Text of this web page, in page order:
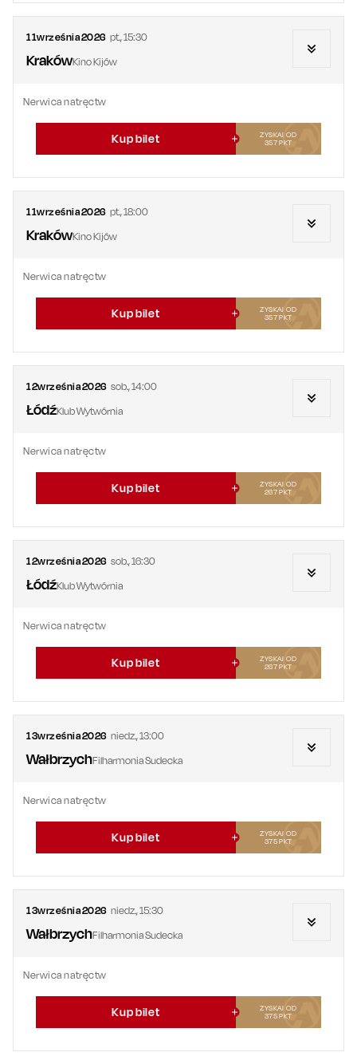
11września2026 pt.,15:30
KrakówKino Kijów
Nerwica natręctw
Kup bilet
ZYSKAJ OD
357PKT
11września2026 pt.,18:00
KrakówKino Kijów
Nerwica natręctw
Kup bilet
ZYSKAJ OD
357PKT
12września2026 sob.,14:00
ŁódźKlub Wytwórnia
Nerwica natręctw
Kup bilet
ZYSKAJ OD
267PKT
12września2026 sob.,16:30
ŁódźKlub Wytwórnia
Nerwica natręctw
Kup bilet
ZYSKAJ OD
267PKT
13września2026 niedz.,13:00
WałbrzychFilharmonia Sudecka
Nerwica natręctw
Kup bilet
ZYSKAJ OD
375PKT
13września2026 niedz.,15:30
WałbrzychFilharmonia Sudecka
Nerwica natręctw
Kup bilet
ZYSKAJ OD
375PKT